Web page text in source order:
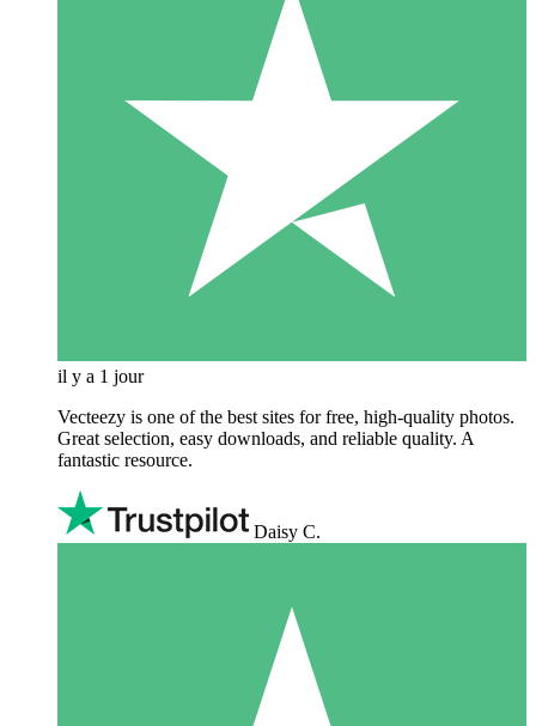
il y a 1 jour
Vecteezy is one of the best sites for free, high‑quality photos.
Great selection, easy downloads, and reliable quality. A
fantastic resource.
Daisy C.